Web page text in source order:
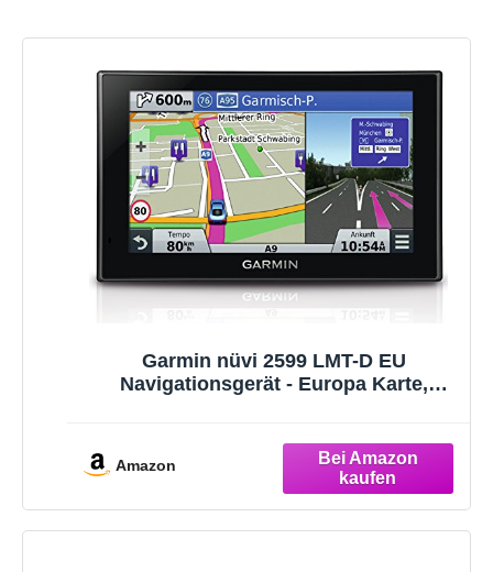
Garmin nüvi 2599 LMT-D EU
Navigationsgerät - Europa Karte,
Sprachsteuerung, 5 Zoll (12,7 cm)
Multitouch Glasdisplay
Amazon